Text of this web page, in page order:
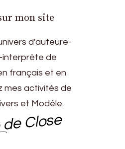
mon site
d'auteure-
de
français et en
mes activités de
et Modèle.
Close